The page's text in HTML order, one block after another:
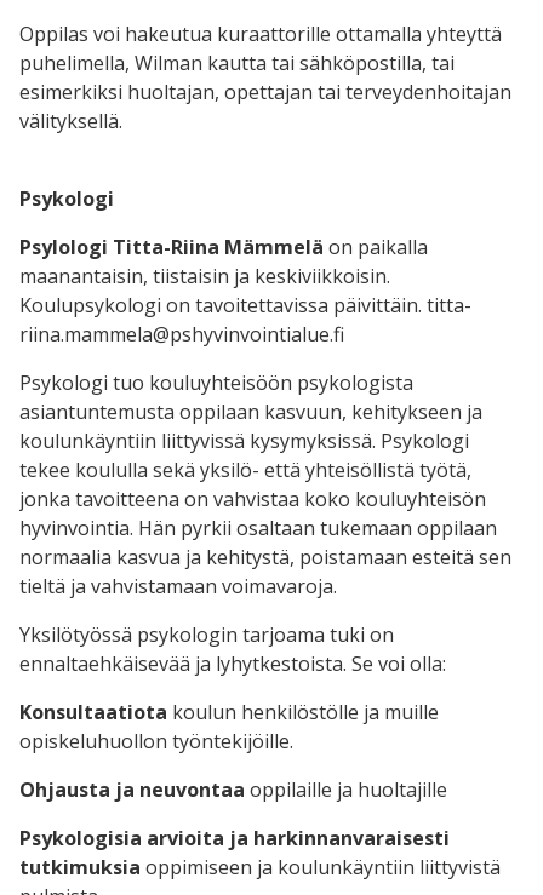
Oppilas voi hakeutua kuraattorille ottamalla yhteyttä
puhelimella, Wilman kautta tai sähköpostilla, tai
esimerkiksi huoltajan, opettajan tai terveydenhoitajan
välityksellä.
Psykologi
Psylologi Titta-Riina Mämmelä on paikalla
maanantaisin, tiistaisin ja keskiviikkoisin.
Koulupsykologi on tavoitettavissa päivittäin. titta-
riina.mammela@pshyvinvointialue.fi
Psykologi tuo kouluyhteisöön psykologista
asiantuntemusta oppilaan kasvuun, kehitykseen ja
koulunkäyntiin liittyvissä kysymyksissä. Psykologi
tekee koululla sekä yksilö- että yhteisöllistä työtä,
jonka tavoitteena on vahvistaa koko kouluyhteisön
hyvinvointia. Hän pyrkii osaltaan tukemaan oppilaan
normaalia kasvua ja kehitystä, poistamaan esteitä sen
tieltä ja vahvistamaan voimavaroja.
Yksilötyössä psykologin tarjoama tuki on
ennaltaehkäisevää ja lyhytkestoista. Se voi olla:
Konsultaatiota koulun henkilöstölle ja muille
opiskeluhuollon työntekijöille.
Ohjausta ja neuvontaa oppilaille ja huoltajille
Psykologisia arvioita ja harkinnanvaraisesti
tutkimuksia oppimiseen ja koulunkäyntiin liittyvistä